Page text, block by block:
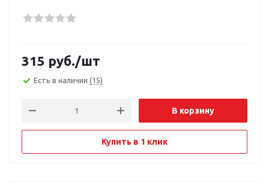
315 руб./шт
Есть в наличии (15)
В корзину
Купить в 1 клик